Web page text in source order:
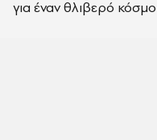
για έναν θλιβερό